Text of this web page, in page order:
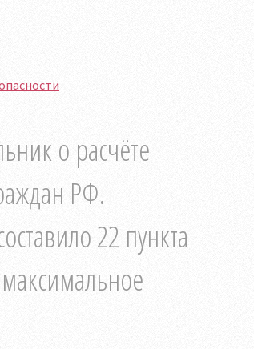
о расчёте
РФ.
22 пункта